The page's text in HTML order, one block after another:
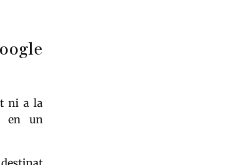
ni a la
en un